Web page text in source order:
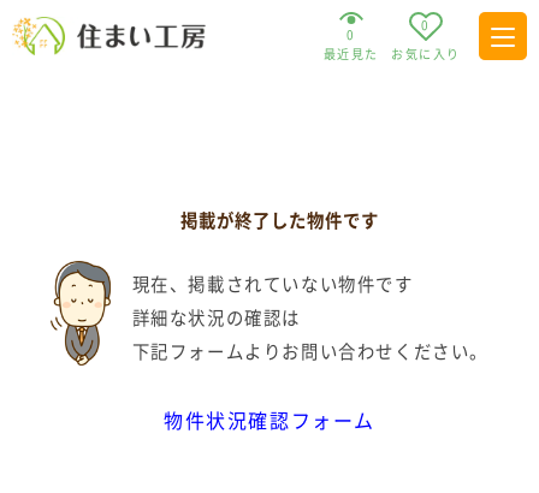
0
最近見た
0
お気に入り
掲載が終了した物件です
現在、掲載されていない物件です
詳細な状況の確認は
下記フォームよりお問い合わせください。
物件状況確認フォーム